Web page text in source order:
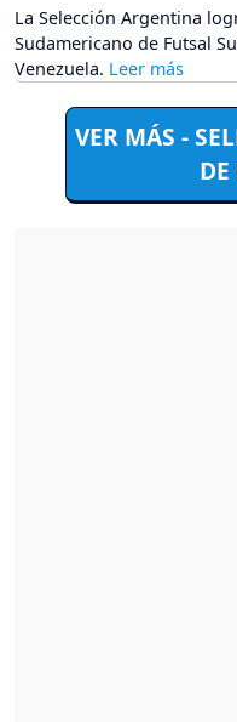
La Selección Argentina
Sudamericano de Futsal
Venezuela.
VER MÁS -